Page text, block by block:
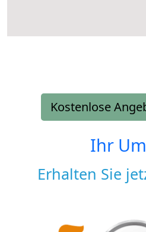
Kostenlose
Ihr
Erhalten Sie